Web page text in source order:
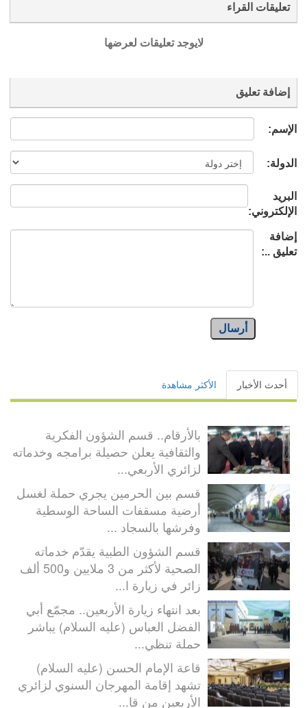
تعليقات القراء
لايوجد تعليقات لعرضها
إضافة تعليق
الإسم:
الدولة:
البريد
الإلكتروني:
إضافة
تعليق ..:
أرسال
أحدث الأخبار الأكثر مشاهدة
بالأرقام.. قسم الشؤون الفكرية
والثقافية يعلن حصيلة برامجه وخدماته
لزائري الأربعي...
قسم بين الحرمين يجري حملة لغسل
أرضية مسقفات الساحة الوسطية
وفرشها بالسجاد ...
قسم الشؤون الطبية يقدّم خدماته
الصحية لأكثر من 3 ملايين و500 ألف
زائر في زيارة ا...
بعد انتهاء زيارة الأربعين.. مجمّع أبي
الفضل العباس (عليه السلام) يباشر
حملة تنظي...
قاعة الإمام الحسن (عليه السلام)
تشهد إقامة المهرجان السنوي لزائري
الأربعين من قا...